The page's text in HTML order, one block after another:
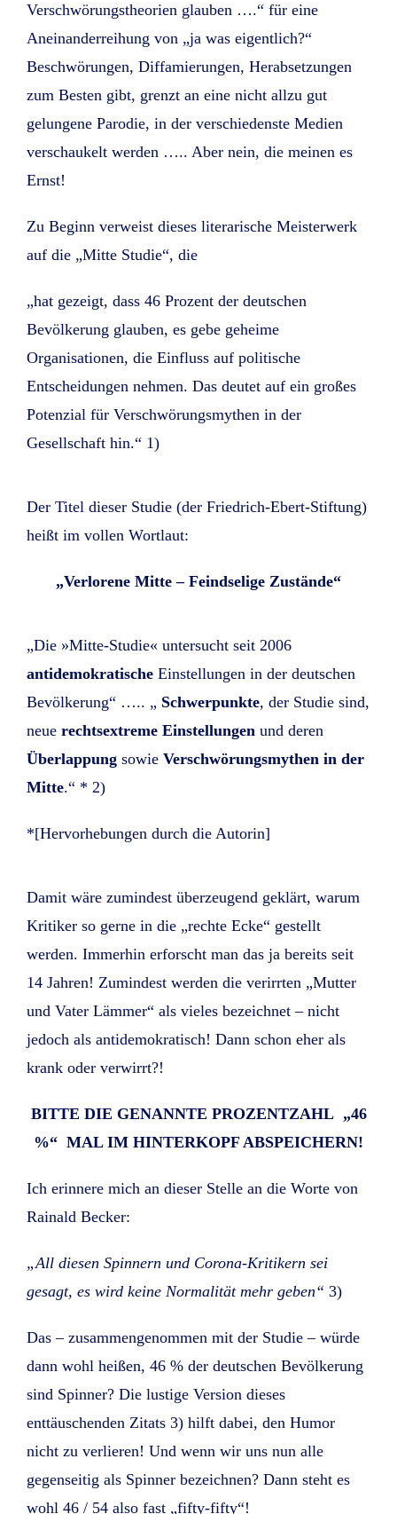
Verschwörungstheorien glauben ….“ für eine
Aneinanderreihung von „ja was eigentlich?“
Beschwörungen, Diffamierungen, Herabsetzungen
zum Besten gibt, grenzt an eine nicht allzu gut
gelungene Parodie, in der verschiedenste Medien
verschaukelt werden ….. Aber nein, die meinen es
Ernst!
Zu Beginn verweist dieses literarische Meisterwerk
auf die „Mitte Studie“, die
„hat gezeigt, dass 46 Prozent der deutschen
Bevölkerung glauben, es gebe geheime
Organisationen, die Einfluss auf politische
Entscheidungen nehmen. Das deutet auf ein großes
Potenzial für Verschwörungsmythen in der
Gesellschaft hin.“ 1)
Der Titel dieser Studie (der Friedrich-Ebert-Stiftung)
heißt im vollen Wortlaut:
„Verlorene Mitte – Feindselige Zustände“
„Die »Mitte-Studie« untersucht seit 2006
antidemokratische Einstellungen in der deutschen
Bevölkerung“ ….. „ Schwerpunkte, der Studie sind,
neue rechtsextreme Einstellungen und deren
Überlappung sowie Verschwörungsmythen in der
Mitte.“ * 2)
*[Hervorhebungen durch die Autorin]
Damit wäre zumindest überzeugend geklärt, warum
Kritiker so gerne in die „rechte Ecke“ gestellt
werden. Immerhin erforscht man das ja bereits seit
14 Jahren! Zumindest werden die verirrten „Mutter
und Vater Lämmer“ als vieles bezeichnet – nicht
jedoch als antidemokratisch! Dann schon eher als
krank oder verwirrt?!
BITTE DIE GENANNTE PROZENTZAHL „46
%“ MAL IM HINTERKOPF ABSPEICHERN!
Ich erinnere mich an dieser Stelle an die Worte von
Rainald Becker:
„All diesen Spinnern und Corona-Kritikern sei
gesagt, es wird keine Normalität mehr geben“ 3)
Das – zusammengenommen mit der Studie – würde
dann wohl heißen, 46 % der deutschen Bevölkerung
sind Spinner? Die lustige Version dieses
enttäuschenden Zitats 3) hilft dabei, den Humor
nicht zu verlieren! Und wenn wir uns nun alle
gegenseitig als Spinner bezeichnen? Dann steht es
wohl 46 / 54 also fast „fifty-fifty“!